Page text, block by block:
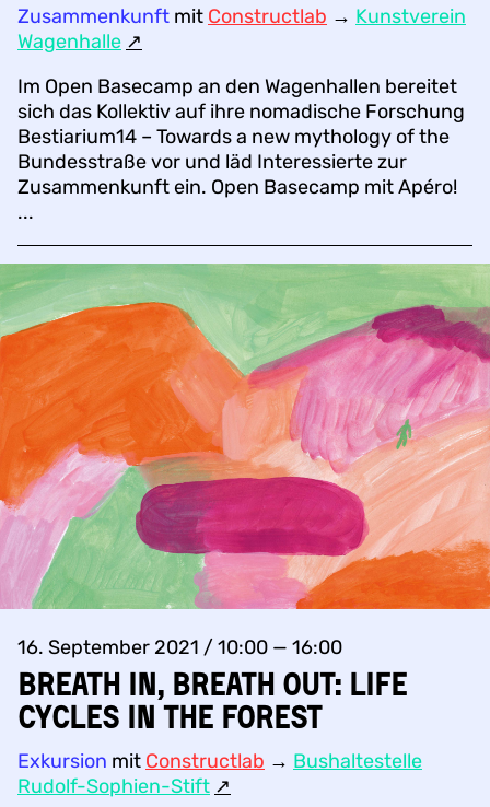
Zusammenkunft mit Constructlab → Kunstverein
Wagenhalle ↗︎
Im Open Basecamp an den Wagenhallen bereitet
sich das Kollektiv auf ihre nomadische Forschung
Bestiarium14 – Towards a new mythology of the
Bundesstraße vor und läd Interessierte zur
Zusammenkunft ein. Open Basecamp mit Apéro!
...
16. September 2021 / 10:00 — 16:00
Breath in, Breath out: life
cycles in the Forest
Exkursion mit Constructlab → Bushaltestelle
Rudolf-Sophien-Stift ↗︎